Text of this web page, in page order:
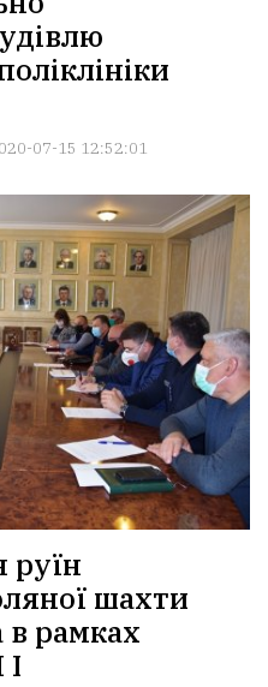
07-15 12:52:01
руїн
шахти
в рамках
I